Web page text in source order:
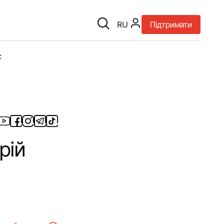
RU Підтримати